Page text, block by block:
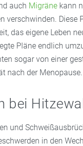
auch Migräne kann
verschwinden. Diese
das eigene Leben
Pläne endlich
sogar von einer
nach der Menopause.
bei
und
in den